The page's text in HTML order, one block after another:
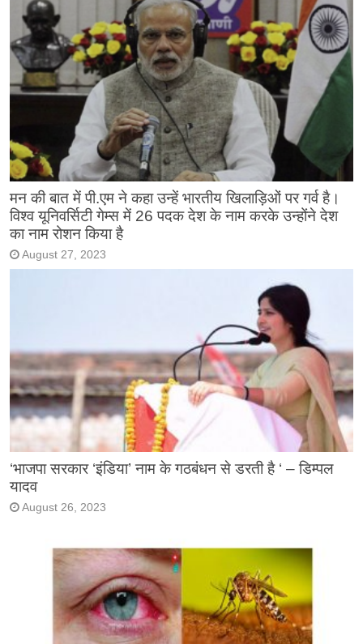
मन की बात में पी.एम ने कहा उन्हें भारतीय खिलाड़िओं पर गर्व है।
विश्व यूनिवर्सिटी गेम्स में 26 पदक देश के नाम करके उन्होंने देश
का नाम रोशन किया है
August 27, 2023
‘भाजपा सरकार ‘इंडिया’ नाम के गठबंधन से डरती है ‘ – डिम्पल
यादव
August 26, 2023